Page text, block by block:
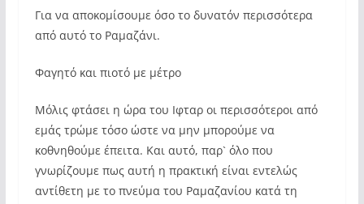
Για να αποκομίσουμε όσο το δυνατόν περισσότερα
από αυτό το Ραμαζάνι.
Φαγητό και πιοτό με μέτρο
Μόλις φτάσει η ώρα του Ιφταρ οι περισσότεροι από
εμάς τρώμε τόσο ώστε να μην μπορούμε να
κοθνηθούμε έπειτα. Και αυτό, παρ` όλο που
γνωρίζουμε πως αυτή η πρακτική είναι εντελώς
αντίθετη με το πνεύμα του Ραμαζανίου κατά τη